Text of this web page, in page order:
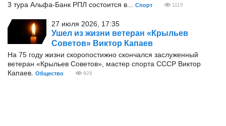
3 тура Альфа-Банк РПЛ состоится в...
Спорт 1115
27 июля 2026, 17:35
Ушел из жизни ветеран «Крыльев
Советов» Виктор Капаев
На 75 году жизни скоропостижно скончался заслуженный
ветеран «Крыльев Советов», мастер спорта СССР Виктор
Капаев.
Общество 829